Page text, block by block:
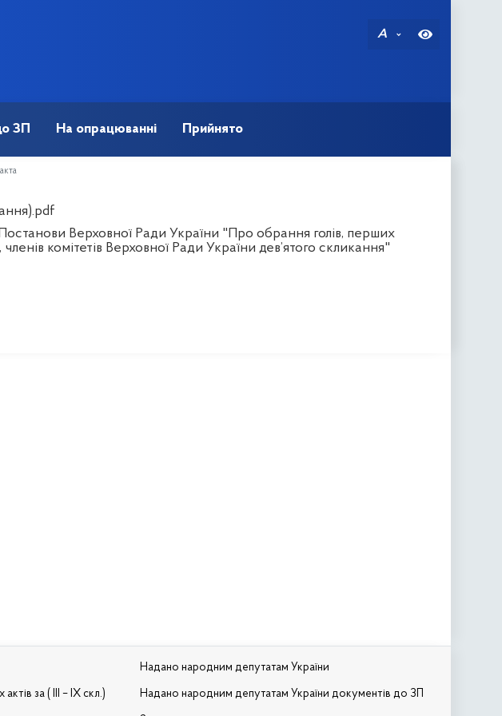
A
ЗП На опрацюванні Прийнято
Верховної Ради України "Про обрання голів, перших
членів комітетів Верховної Ради України дев’ятого скликання"
за ( III – IX скл.)
Надано народним депутатам України
Надано народним депутатам України документів до ЗП